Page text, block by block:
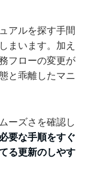
アルを探す手間
まいます。加え
フローの変更が
と乖離したマニ
ーズさを確認し
必要な手順をすぐ
る更新のしやす